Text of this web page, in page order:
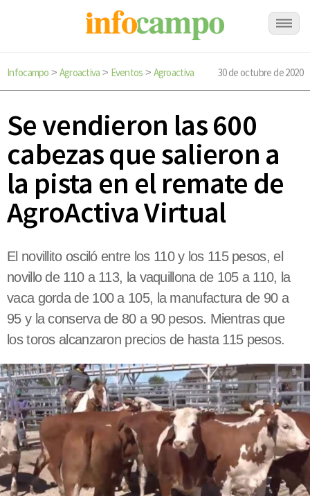
Infocampo > Agroactiva > Eventos > Agroactiva 30 de octubre de 2020
Se vendieron las 600
cabezas que salieron a
la pista en el remate de
AgroActiva Virtual
El novillito osciló entre los 110 y los 115 pesos, el
novillo de 110 a 113, la vaquillona de 105 a 110, la
vaca gorda de 100 a 105, la manufactura de 90 a
95 y la conserva de 80 a 90 pesos. Mientras que
los toros alcanzaron precios de hasta 115 pesos.